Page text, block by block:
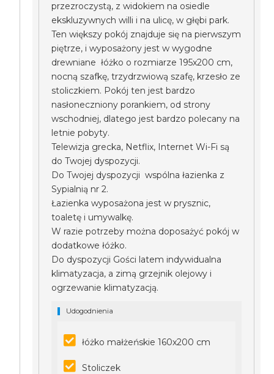
przezroczystą, z widokiem na osiedle
ekskluzywnych willi i na ulicę, w głębi park.
Ten większy pokój znajduje się na pierwszym
piętrze, i wyposażony jest w wygodne
drewniane łóżko o rozmiarze 195x200 cm,
nocną szafkę, trzydrzwiową szafę, krzesło ze
stoliczkiem. Pokój ten jest bardzo
nasłoneczniony porankiem, od strony
wschodniej, dlatego jest bardzo polecany na
letnie pobyty.
Telewizja grecka, Netflix, Internet Wi-Fi są
do Twojej dyspozycji.
Do Twojej dyspozycji wspólna łazienka z
Sypialnią nr 2.
Łazienka wyposażona jest w prysznic,
toaletę i umywalkę.
W razie potrzeby można doposażyć pokój w
dodatkowe łóżko.
Do dyspozycji Gości latem indywidualna
klimatyzacja, a zimą grzejnik olejowy i
ogrzewanie klimatyzacją.
Udogodnienia
łóżko małżeńskie 160x200 cm
Stoliczek